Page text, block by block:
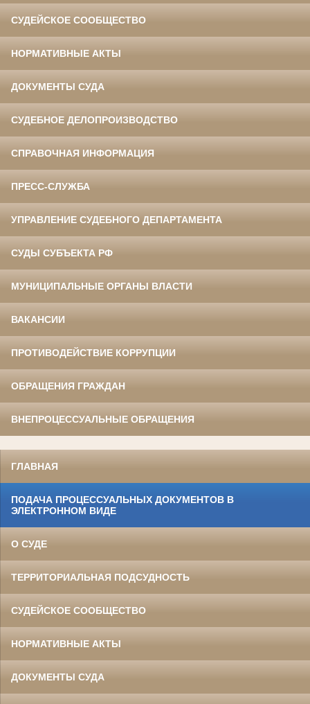
СУДЕЙСКОЕ СООБЩЕСТВО
НОРМАТИВНЫЕ АКТЫ
ДОКУМЕНТЫ СУДА
СУДЕБНОЕ ДЕЛОПРОИЗВОДСТВО
СПРАВОЧНАЯ ИНФОРМАЦИЯ
ПРЕСС-СЛУЖБА
УПРАВЛЕНИЕ СУДЕБНОГО ДЕПАРТАМЕНТА
СУДЫ СУБЪЕКТА РФ
МУНИЦИПАЛЬНЫЕ ОРГАНЫ ВЛАСТИ
ВАКАНСИИ
ПРОТИВОДЕЙСТВИЕ КОРРУПЦИИ
ОБРАЩЕНИЯ ГРАЖДАН
ВНЕПРОЦЕССУАЛЬНЫЕ ОБРАЩЕНИЯ
ГЛАВНАЯ
ПОДАЧА ПРОЦЕССУАЛЬНЫХ ДОКУМЕНТОВ В
ЭЛЕКТРОННОМ ВИДЕ
О СУДЕ
ТЕРРИТОРИАЛЬНАЯ ПОДСУДНОСТЬ
СУДЕЙСКОЕ СООБЩЕСТВО
НОРМАТИВНЫЕ АКТЫ
ДОКУМЕНТЫ СУДА